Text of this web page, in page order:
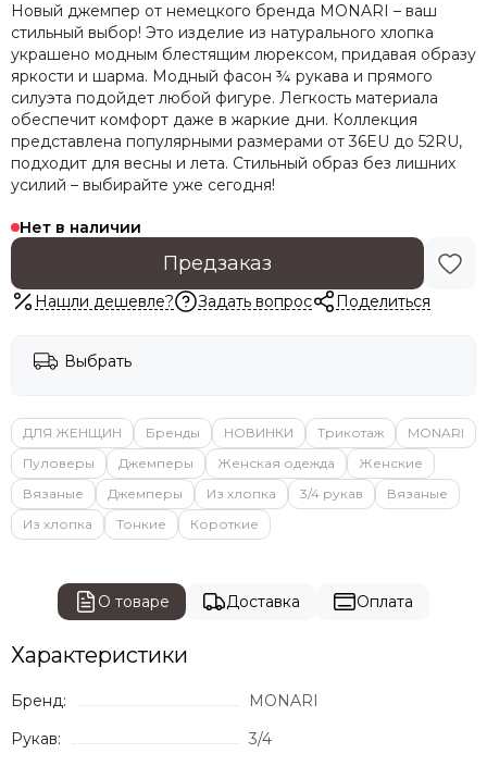
Новый джемпер от немецкого бренда MONARI – ваш
стильный выбор! Это изделие из натурального хлопка
украшено модным блестящим люрексом, придавая образу
яркости и шарма. Модный фасон ¾ рукава и прямого
силуэта подойдет любой фигуре. Легкость материала
обеспечит комфорт даже в жаркие дни. Коллекция
представлена популярными размерами от 36EU до 52RU,
подходит для весны и лета. Стильный образ без лишних
усилий – выбирайте уже сегодня!
Нет в наличии
Предзаказ
Нашли дешевле? Задать вопрос Поделиться
Выбрать
ДЛЯ ЖЕНЩИН Бренды НОВИНКИ Трикотаж
MONARI
Пуловеры
Джемперы Женская одежда
Женские
Вязаные
Джемперы Из хлопка 3/4 рукав
Вязаные
Из хлопка
Тонкие Короткие
О товаре Доставка Оплата
Характеристики
Бренд:
MONARI
Рукав:
3/4